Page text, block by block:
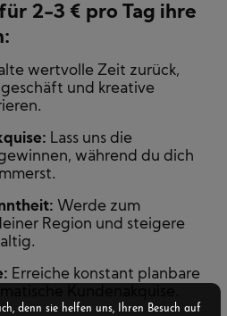
2-3 € pro Tag ihre
wertvolle Zeit zurück,
und kreative
Lass uns die
während du dich
Werde zum
Region und steigere
Erreiche konstant planbare
denn sie helfen uns, Ihren Besuch auf